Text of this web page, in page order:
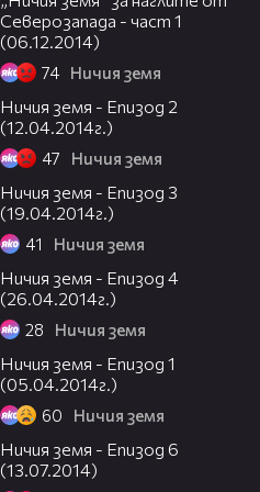
Северозапада - част 1
(06.12.2014)
74 Ничия земя
Ничия земя - Епизод 2
(12.04.2014г.)
47 Ничия земя
Ничия земя - Епизод 3
(19.04.2014г.)
41 Ничия земя
Ничия земя - Епизод 4
(26.04.2014г.)
28 Ничия земя
Ничия земя - Епизод 1
(05.04.2014г.)
60 Ничия земя
Ничия земя - Епизод 6
(13.07.2014)